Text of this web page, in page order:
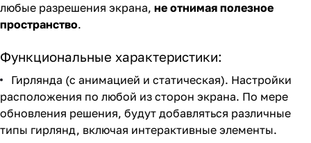
любые разрешения экрана, не отнимая полезное
пространство.
Функциональные характеристики:
Гирлянда (с анимацией и статическая). Настройки
расположения по любой из сторон экрана. По мере
обновления решения, будут добавляться различные
типы гирлянд, включая интерактивные элементы.